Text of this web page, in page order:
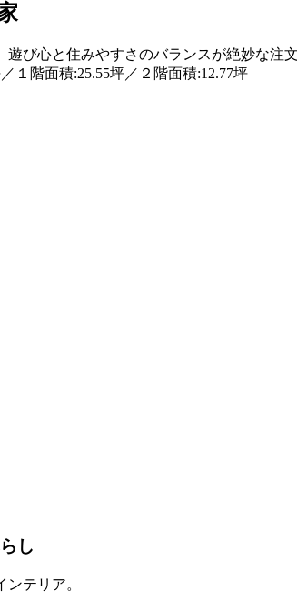
び心と住みやすさのバランスが絶妙な注文
１階面積:25.55坪／２階面積:12.77坪
し
テリア。